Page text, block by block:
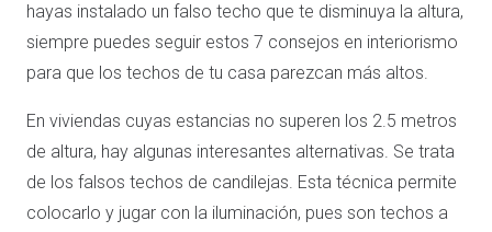
hayas instalado un falso techo que te disminuya la altura,
siempre puedes seguir estos 7 consejos en interiorismo
para que los techos de tu casa parezcan más altos.
En viviendas cuyas estancias no superen los 2.5 metros
de altura, hay algunas interesantes alternativas. Se trata
de los falsos techos de candilejas. Esta técnica permite
colocarlo y jugar con la iluminación, pues son techos a